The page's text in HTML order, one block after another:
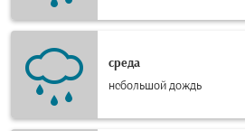
среда
небольшой дождь